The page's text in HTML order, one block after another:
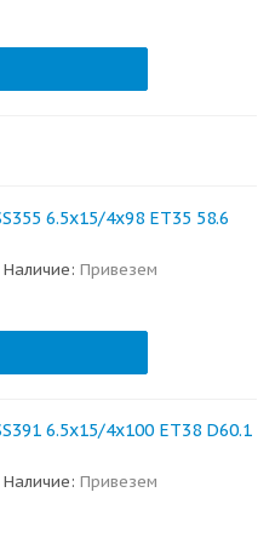
6.5x15/4x98 ET35 58.6
Наличие: Привезем
6.5x15/4x100 ET38 D60.1
Наличие: Привезем